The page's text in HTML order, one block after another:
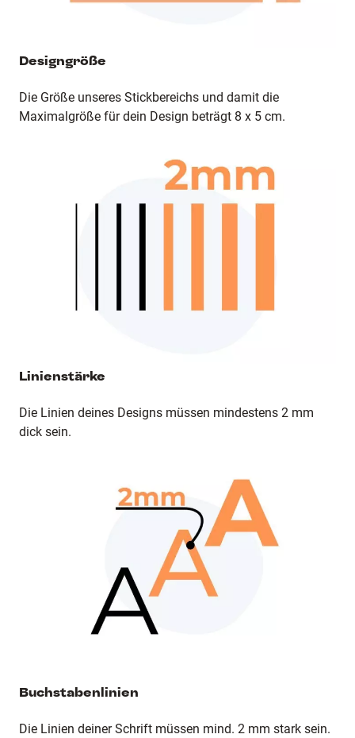
Designgröße
Die Größe unseres Stickbereichs und damit die
Maximalgröße für dein Design beträgt 8 x 5 cm.
Linienstärke
Die Linien deines Designs müssen mindestens 2 mm
dick sein.
Buchstabenlinien
Die Linien deiner Schrift müssen mind. 2 mm stark sein.